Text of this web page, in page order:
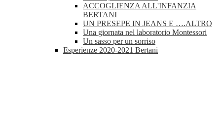
ACCOGLIENZA ALL'INFANZIA
BERTANI
UN PRESEPE IN JEANS E ….ALTRO
Una giornata nel laboratorio Montessori
Un sasso per un sorriso
Esperienze 2020-2021 Bertani